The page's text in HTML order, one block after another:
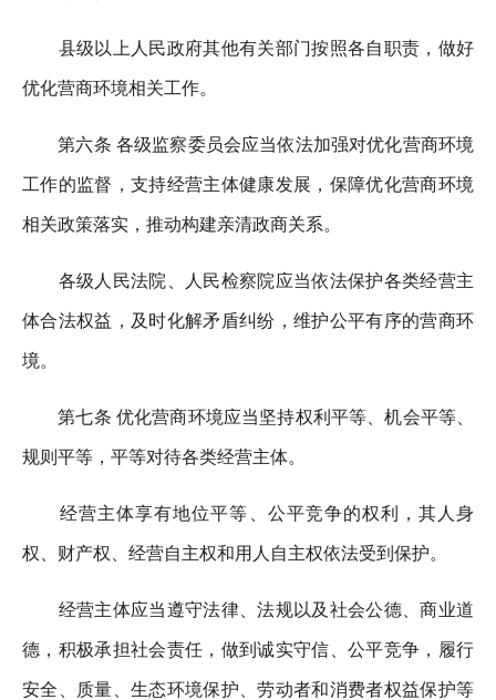
县级以上人民政府其他有关部门按照各自职责，做好
优化营商环境相关工作。
第六条 各级监察委员会应当依法加强对优化营商环境
工作的监督，支持经营主体健康发展，保障优化营商环境
相关政策落实，推动构建亲清政商关系。
各级人民法院、人民检察院应当依法保护各类经营主
体合法权益，及时化解矛盾纠纷，维护公平有序的营商环
境。
第七条 优化营商环境应当坚持权利平等、机会平等、
规则平等，平等对待各类经营主体。
经营主体享有地位平等、公平竞争的权利，其人身
权、财产权、经营自主权和用人自主权依法受到保护。
经营主体应当遵守法律、法规以及社会公德、商业道
德，积极承担社会责任，做到诚实守信、公平竞争，履行
安全、质量、生态环境保护、劳动者和消费者权益保护等